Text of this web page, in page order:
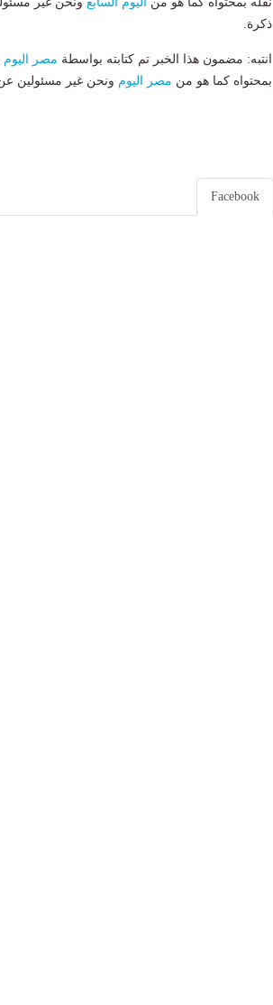
ذكرة.
انتبه: مضمون هذا الخبر تم كتابته بواسطة مصر اليوم
بمحتواه كما هو من مصر اليوم ونحن غير مسئولين
Facebook